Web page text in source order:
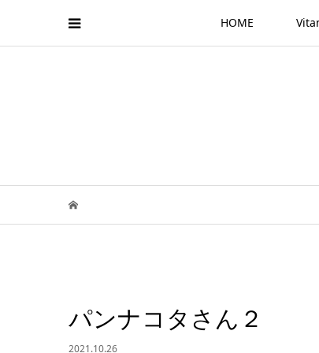
HOME
パンナコタさん２
2021.10.26